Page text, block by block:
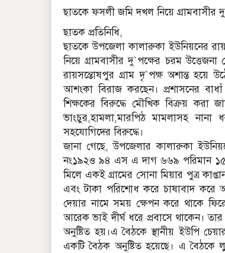
ছাতকে ফসলী জমি দখল নিয়ে গ্রামবাসীর
ছাতক প্রতি‌নি‌ধি,
ছাতকে উপজেলা কালারুকা ইউনিয়নের
নি‌য়ে গ্রামবাসীর দু`প‌ক্ষের চরম
রায়স‌ন্তোষপুর গ্রাম দৃ`পক্ষ অশান্ত হয়ে
আশংকা বিরাজ কর‌ছেন। প্রশাসনের বাধাঁ
শিক্ষ‌কের বিরু‌দ্ধে মৌ‌খিক বিত্রুয় করা
ভাংচুর,হামলা,মার‌পিঠ মামলাসহ
সহ‌যো‌গি‌দের বিরুদ্ধে।
জানা গেছে, উপজেলার কালারুকা
নং১৯২ও ৯৪ এস এ দাগ ৬৬৯ প‌রিমান
মি‌লে একই গ্রা‌মের সোনা মিয়ার পুত্র
এবং টাকা প‌রি‌শোধ ক‌রে চাষাবাদ
দেয়ার না‌মে সময় ক্ষেপন ক‌রে থা‌কে
আ‌রেক ভাই দীর্ঘ ধ‌রে প্রবা‌সে থা‌কেন।
অনু‌ষ্টিত হয়।এ বৈঠ‌কে স্থানীয় ইউ‌পি
এক‌টি বৈঠক অনু‌ষ্টিত হয়ে‌ছে। এ বৈঠ‌কে